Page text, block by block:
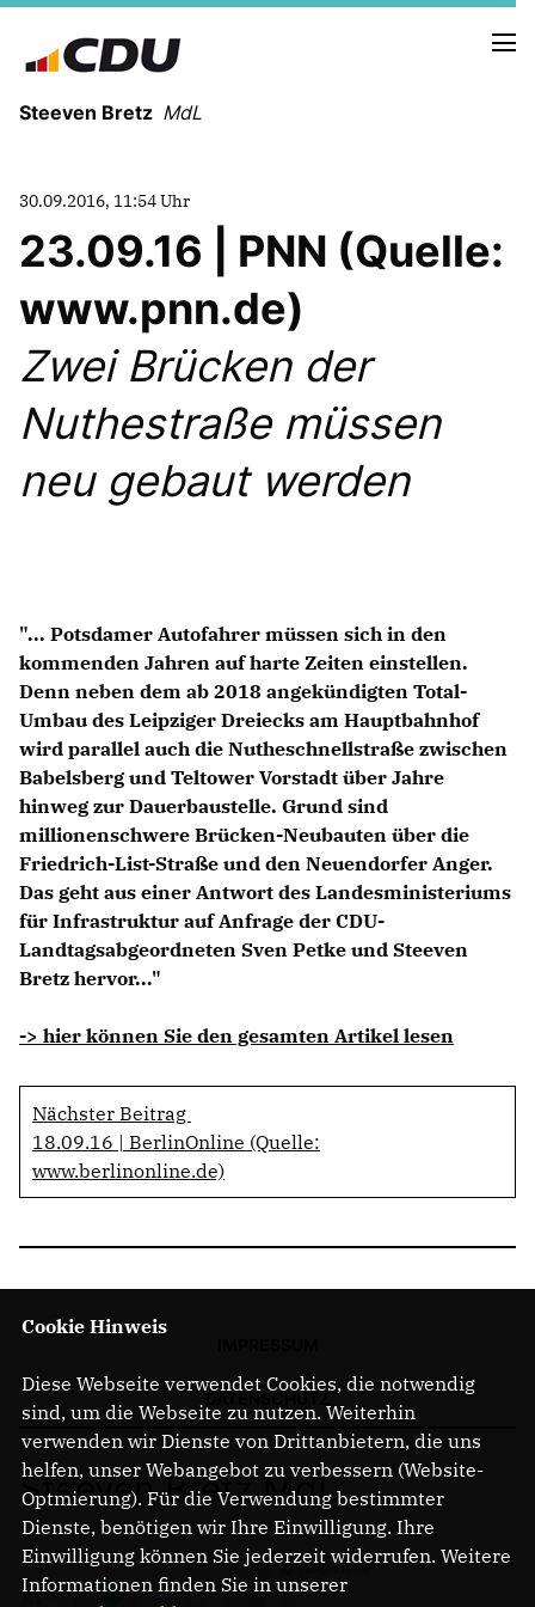
Steeven Bretz MdL
VITA
WAHLKREISBESUCHE
PRESSEFOTOS
MEIN BÜRGERBÜRO
MEIN WAHLKREIS
ZIELE
CDU Deutschland
CDU Fraktion im Brandenburger Landtag
CDU Brandenburg
CDU Potsdam
30.09.2016, 11:54 Uhr
23.09.16 | PNN (Quelle:
www.pnn.de)
Zwei Brücken der
Nuthestraße müssen
neu gebaut werden
"... Potsdamer Autofahrer müssen sich in den
kommenden Jahren auf harte Zeiten einstellen.
Denn neben dem ab 2018 angekündigten Total-
Umbau des Leipziger Dreiecks am Hauptbahnhof
wird parallel auch die Nutheschnellstraße zwischen
Babelsberg und Teltower Vorstadt über Jahre
hinweg zur Dauerbaustelle. Grund sind
millionenschwere Brücken-Neubauten über die
Friedrich-List-Straße und den Neuendorfer Anger.
Das geht aus einer Antwort des Landesministeriums
für Infrastruktur auf Anfrage der CDU-
Landtagsabgeordneten Sven Petke und Steeven
Bretz hervor..."
-> hier können Sie den gesamten Artikel lesen
Nächster Beitrag
18.09.16 | BerlinOnline (Quelle:
www.berlinonline.de)
Steeven Bretz MdL
Cookie Hinweis
Diese Webseite verwendet Cookies, die notwendig
sind, um die Webseite zu nutzen. Weiterhin
verwenden wir Dienste von Drittanbietern, die uns
helfen, unser Webangebot zu verbessern (Website-
Optmierung). Für die Verwendung bestimmter
Dienste, benötigen wir Ihre Einwilligung. Ihre
Einwilligung können Sie jederzeit widerrufen. Weitere
Informationen finden Sie in unserer